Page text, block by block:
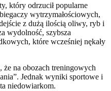
który odrzucił popularne
wytrzymałościowych,
z dużą ilością oliwy, ryb i
wydolność, szybsza
które wcześniej nękały
że na obozach treningowych
Jednak wyniki sportowe i
niedowiarkom.